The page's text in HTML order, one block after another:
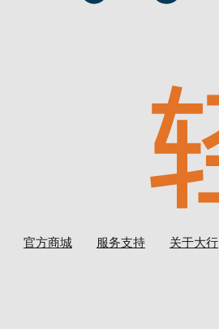
官方商城 服务支持 关于大行